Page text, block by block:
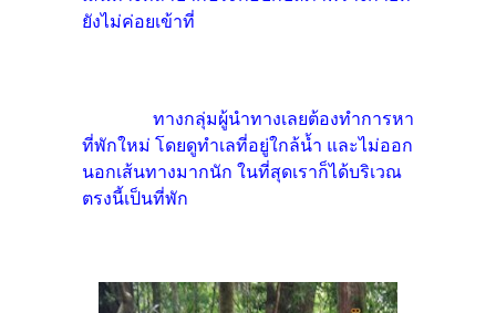
ยังไม่ค่อยเข้าที่
ทางกลุ่มผู้นำทางเลยต้องทำการหา
ที่พักใหม่ โดยดูทำเลที่อยู่ใกล้น้ำ และไม่ออก
นอกเส้นทางมากนัก ในที่สุดเราก็ได้บริเวณ
ตรงนี้เป็นที่พัก